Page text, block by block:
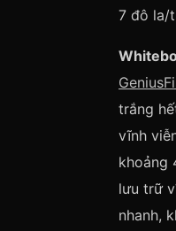
7 đô la/
trắng
vĩnh
khoảng
lưu trữ
nhanh,